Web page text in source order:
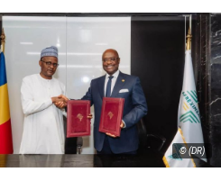
© (DR)